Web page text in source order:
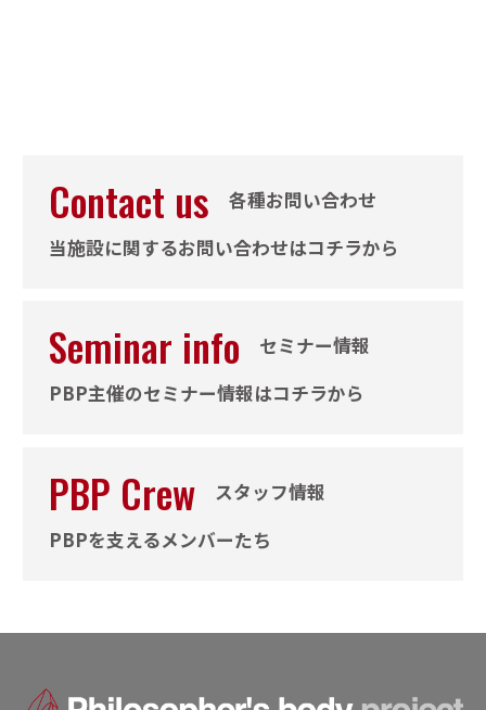
Contact us
各種お問い合わせ
当施設に関するお問い合わせはコチラから
Seminar info
セミナー情報
PBP主催のセミナー情報はコチラから
PBP Crew
スタッフ情報
PBPを支えるメンバーたち